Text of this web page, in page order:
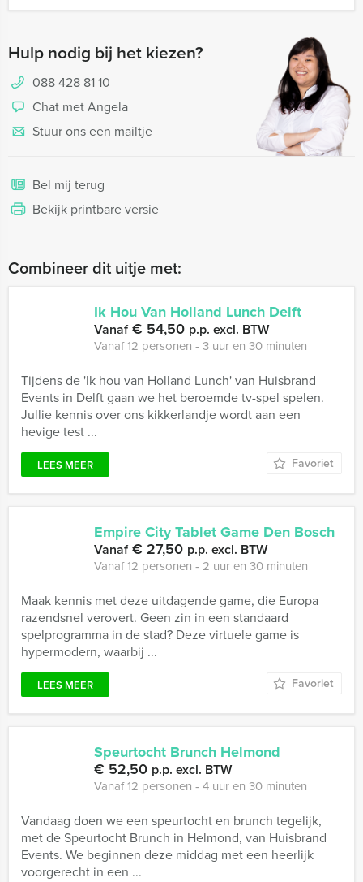
Hulp nodig bij het kiezen?
088 428 81 10
Chat met Angela
Stuur ons een mailtje
Bel mij terug
Bekijk printbare versie
Combineer dit uitje met:
Ik Hou Van Holland Lunch Delft
Vanaf€ 54,50 p.p. excl. BTW
Vanaf 12 personen ‐ 3 uur en 30 minuten
Tijdens de 'Ik hou van Holland Lunch' van Huisbrand
Events in Delft gaan we het beroemde tv-spel spelen.
Jullie kennis over ons kikkerlandje wordt aan een
hevige test ...
LEES MEER Favoriet
Empire City Tablet Game Den Bosch
Vanaf€ 27,50 p.p. excl. BTW
Vanaf 12 personen ‐ 2 uur en 30 minuten
Maak kennis met deze uitdagende game, die Europa
razendsnel verovert. Geen zin in een standaard
spelprogramma in de stad? Deze virtuele game is
hypermodern, waarbij ...
LEES MEER Favoriet
Speurtocht Brunch Helmond
€ 52,50 p.p. excl. BTW
Vanaf 12 personen ‐ 4 uur en 30 minuten
Vandaag doen we een speurtocht en brunch tegelijk,
met de Speurtocht Brunch in Helmond, van Huisbrand
Events. We beginnen deze middag met een heerlijk
voorgerecht in een ...